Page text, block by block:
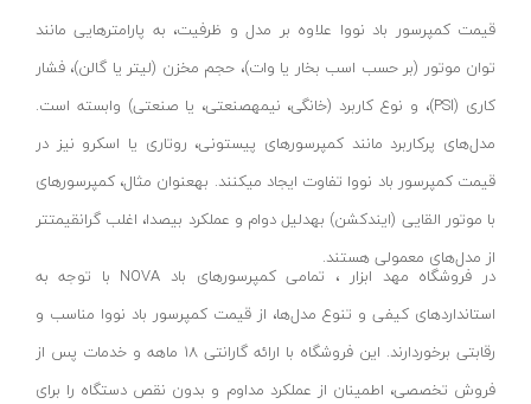
لوازم ابزار تراشکاری
جاروبرقی صنعتی
تفنگ میخ کوب
دستگاه لوله بازکنی
موتور برق
شلنگ ویبراتور
ماله موتوری
حدیده برقی
هویه برقی
ست پنچرگیری
تیراژه -TIRAJEH
فردان الکتریک- FARDAN ELECTRIC
کداک- KODAK
نوراستار- NOURSTAR
پی ال- PL
اوسیس- OASIS
آسیمتو- ASIMETO
مکس-MAX
نیرو الکتریک- NIROOELECTRIC
کی نت پلاس- K-NET PLUS
سبز-قرمز-مولتی نچرال-آبی
سفید-نچرال-آفتابی
قهوه ای- مشکی
متنوع
چند رنگ
زرد-قرمز
کرم-قرمز
ابی
آبی-نارنجی
شفاف
قیمت کمپرسور باد نووا علاوه بر مدل و ظرفیت، به پارامترهایی مانند
توان موتور (بر حسب اسب بخار یا وات)، حجم مخزن (لیتر یا گالن)، فشار
کاری (PSI)، و نوع کاربرد (خانگی، نیمهصنعتی، یا صنعتی) وابسته است.
مدل‌های پرکاربرد مانند کمپرسورهای پیستونی، روتاری یا اسکرو نیز در
قیمت کمپرسور باد نووا تفاوت ایجاد میکنند. بهعنوان مثال، کمپرسورهای
با موتور القایی (ایندکشن) بهدلیل دوام و عملکرد بیصدا، اغلب گرانقیمتتر
از مدل‌های معمولی هستند.
در فروشگاه مهد ابزار ، تمامی کمپرسورهای باد NOVA با توجه به
استانداردهای کیفی و تنوع مدل‌ها، از قیمت کمپرسور باد نووا مناسب و
رقابتی برخوردارند. این فروشگاه با ارائه گارانتی ۱۸ ماهه و خدمات پس از
فروش تخصصی، اطمینان از عملکرد مداوم و بدون نقص دستگاه را برای